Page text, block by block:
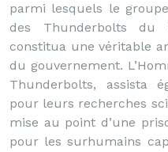
parmi lesquels le
des Thunderbolts du
constitua une véritable
du gouvernement.
Thunderbolts, assista
pour leurs recherches
mise au point d’une
pour les surhumains